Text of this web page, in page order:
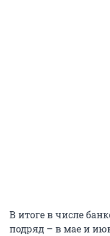
В итоге в числе
подряд – в мае и